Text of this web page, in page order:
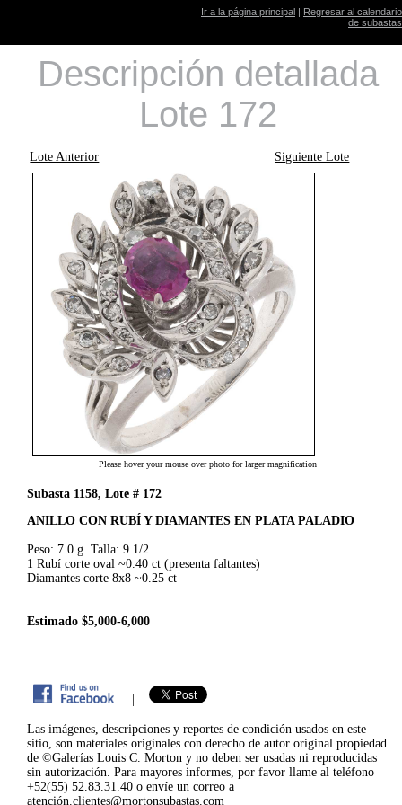
Ir a la página principal | Regresar al calendario
de subastas
Descripción detallada
Lote 172
Lote Anterior Siguiente Lote
Please hover your mouse over photo for larger magnification
Subasta 1158, Lote # 172
ANILLO CON RUBÍ Y DIAMANTES EN PLATA PALADIO
Peso: 7.0 g. Talla: 9 1/2
1 Rubí corte oval ~0.40 ct (presenta faltantes)
Diamantes corte 8x8 ~0.25 ct
Estimado $5,000-6,000
|
Las imágenes, descripciones y reportes de condición usados en este
sitio, son materiales originales con derecho de autor original propiedad
de ©Galerías Louis C. Morton y no deben ser usadas ni reproducidas
sin autorización. Para mayores informes, por favor llame al teléfono
+52(55) 52.83.31.40 o envíe un correo a
atención.clientes@mortonsubastas.com